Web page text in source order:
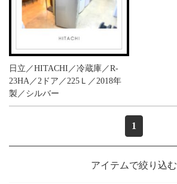
スタッフ紹介
店舗アクセス
お問い合わせ
日立／HITACHI／冷蔵庫／R-
23HA／2ドア／225Ｌ／2018年
製／シルバー
1
アイテムで絞り込む